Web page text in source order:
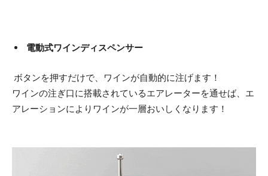
電動式ワインディスペンサー
ボタンを押すだけで、ワインが自動的に注げます！
ワインの注ぎ口に搭載されているエアレーターを通せば、エ
アレーションによりワインが一層おいしくなります！